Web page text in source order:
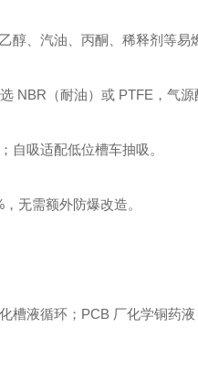
、汽油、丙酮、稀释剂等易
NBR（耐油）或 PTFE，气源
自吸适配低位槽车抽吸。
无需额外防爆改造。
液循环；PCB 厂化学铜药